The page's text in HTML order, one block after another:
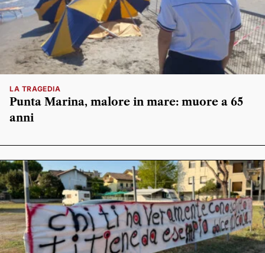
LA TRAGEDIA
Punta Marina, malore in mare: muore a 65
anni